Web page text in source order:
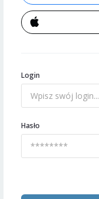
Login
Hasło